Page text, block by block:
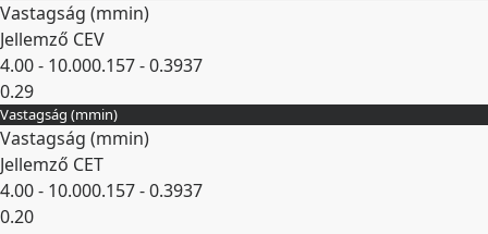
Vastagság (mmin)
Jellemző CEV
4.00 - 10.000.157 - 0.3937
0.29
Kibontás
Vastagság (mmin)
Vastagság (mmin)
Jellemző CET
4.00 - 10.000.157 - 0.3937
0.20